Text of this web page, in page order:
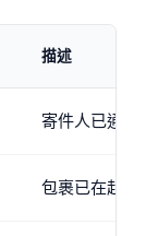
描述
寄件人已通知
包裹已在起點